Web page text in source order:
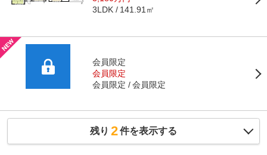
3LDK 141.91㎡
会員限定
会員限定
会員限定
会員限定
残り 2件を表示する